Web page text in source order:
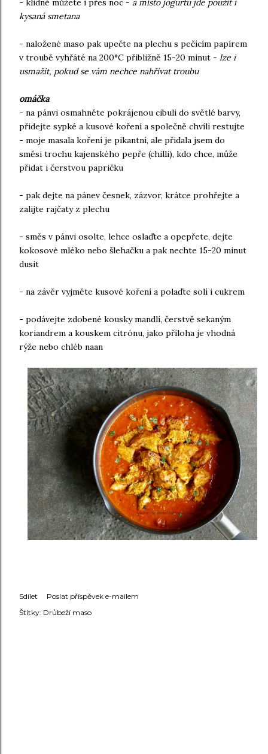
- klidně můžete i přes noc - a místo jogurtu jde použít i
kysaná smetana
- naložené maso pak upečte na plechu s pečícím papírem
v troubě vyhřáté na 200°C přibližně 15-20 minut - lze i
usmažit, pokud se vám nechce nahřívat troubu
omáčka
- na pánvi osmahněte pokrájenou cibuli do světlé barvy,
přidejte sypké a kusové koření a společně chvíli restujte
- moje masala koření je pikantní, ale přidala jsem do
směsi trochu kajenského pepře (chilli), kdo chce, může
přidat i čerstvou papričku
- pak dejte na pánev česnek, zázvor, krátce prohřejte a
zalijte rajčaty z plechu
- směs v pánvi osolte, lehce oslaďte a opepřete, dejte
kokosové mléko nebo šlehačku a pak nechte 15-20 minut
dusit
- na závěr vyjměte kusové koření a polaďte solí i cukrem
- podávejte zdobené kousky mandlí, čerstvě sekaným
koriandrem a kouskem citrónu, jako příloha je vhodná
rýže nebo chléb naan
Sdílet
Poslat příspěvek e-mailem
Štítky: Drůbeží maso